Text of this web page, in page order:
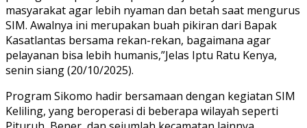
masyarakat agar lebih nyaman dan betah saat mengurus
SIM. Awalnya ini merupakan buah pikiran dari Bapak
Kasatlantas bersama rekan-rekan, bagaimana agar
pelayanan bisa lebih humanis,”Jelas Iptu Ratu Kenya,
senin siang (20/10/2025).
Program Sikomo hadir bersamaan dengan kegiatan SIM
Keliling, yang beroperasi di beberapa wilayah seperti